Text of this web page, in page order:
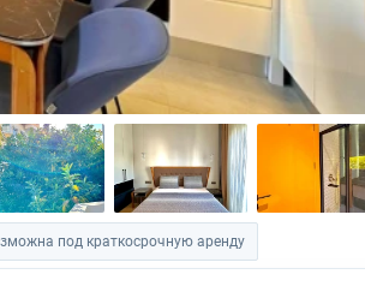
под краткосрочную аренду